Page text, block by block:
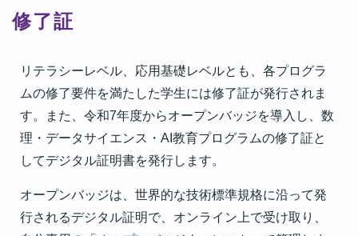
修了証
リテラシーレベル、応用基礎レベルとも、各プログラ
ムの修了要件を満たした学生には修了証が発行されま
す。また、令和7年度からオープンバッジを導入し、数
理・データサイエンス・AI教育プログラムの修了証と
してデジタル証明書を発行します。
オープンバッジは、世界的な技術標準規格に沿って発
行されるデジタル証明で、オンライン上で受け取り、